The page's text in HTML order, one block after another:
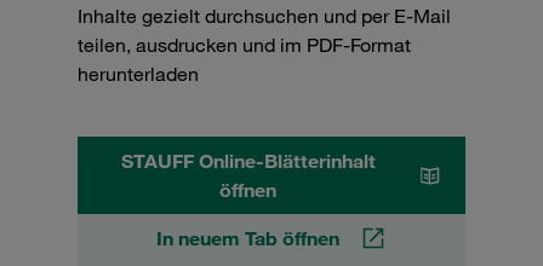
Inhalte gezielt durchsuchen und per E-Mail
teilen, ausdrucken und im PDF-Format
herunterladen
STAUFF Online-Blätterinhalt
öffnen
In neuem Tab öffnen